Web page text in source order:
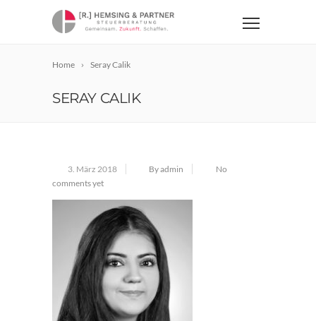
Home Seray Calik
SERAY CALIK
3. März 2018 By admin
No
comments yet